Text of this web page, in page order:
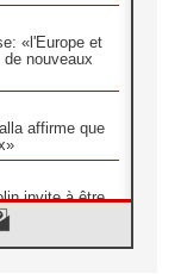
«l'Europe et
nouveaux
affirme que
invite à être